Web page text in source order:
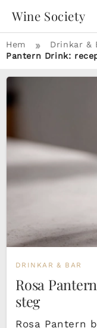
Wine Society
Hem » Drinkar &
Pantern Drink:
DRINKAR & BAR
Rosa
steg
Rosa Pantern